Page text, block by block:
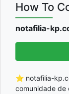
How To
notafilia-
⭐ notafilia-
comunidade de